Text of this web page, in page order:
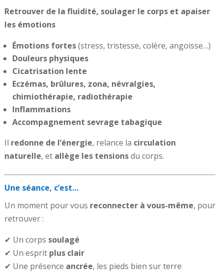
Retrouver de la fluidité, soulager le corps et apaiser
les émotions
Émotions fortes(stress, tristesse, colère, angoisse…)
Douleurs physiques
Cicatrisation lente
Eczémas, brûlures, zona, névralgies,
chimiothérapie, radiothérapie
Inflammations
Accompagnement sevrage tabagique
Il redonne de l’énergie, relance la circulation
naturelle, et allège les tensionsdu corps.
Une séance, c’est…
Un moment pour vous reconnecter à vous-même, pour
retrouver :
✔ Un corps soulagé
✔ Un esprit plus clair
✔ Une présence ancrée, les pieds bien sur terre